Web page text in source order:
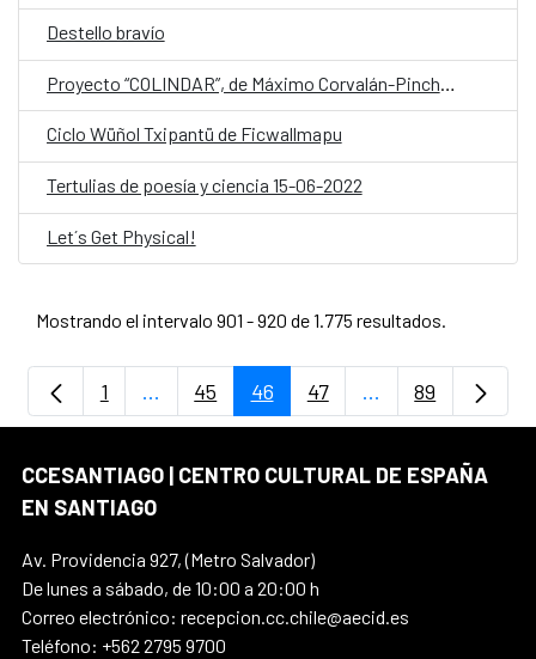
Destello bravío
Proyecto “COLINDAR”, de Máximo Corvalán-Pincheira ganador de Cultura Resident
Ciclo Wüñol Txipantü de Ficwallmapu
Tertulias de poesía y ciencia 15-06-2022
Let´s Get Physical!
Mostrando el intervalo 901 - 920 de 1.775 resultados.
Página
1 ...Páginas intermedias Use TAB para
Página
45 Página
46 Página
47 ...PáginasPágina
89
CCESANTIAGO | CENTRO CULTURAL DE ESPAÑA
EN SANTIAGO
Av. Providencia 927, (Metro Salvador)
De lunes a sábado, de 10:00 a 20:00 h
Correo electrónico: recepcion.cc.chile@aecid.es
Teléfono: +562 2795 9700